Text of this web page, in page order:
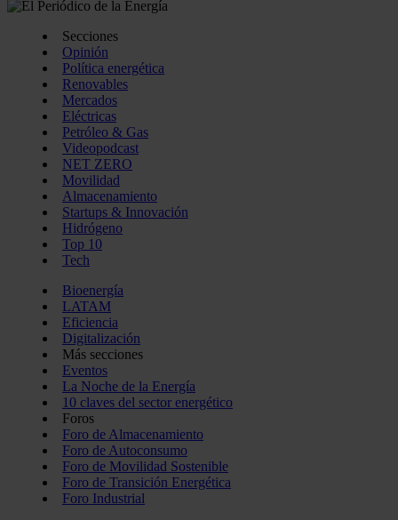
Secciones
Opinión
Política energética
Renovables
Mercados
Eléctricas
Petróleo & Gas
Videopodcast
NET ZERO
Movilidad
Almacenamiento
Startups & Innovación
Hidrógeno
Top 10
Tech
Bioenergía
LATAM
Eficiencia
Digitalización
Más secciones
Eventos
La Noche de la Energía
10 claves del sector energético
Foros
Foro de Almacenamiento
Foro de Autoconsumo
Foro de Movilidad Sostenible
Foro de Transición Energética
Foro Industrial